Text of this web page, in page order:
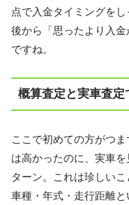
点で入金タイミングを
後から「思ったより入
ですね。
概算査定と実車査
ここで初めての方がつ
は高かったのに、実車
ターン。これは珍しい
車種・年式・走行距離